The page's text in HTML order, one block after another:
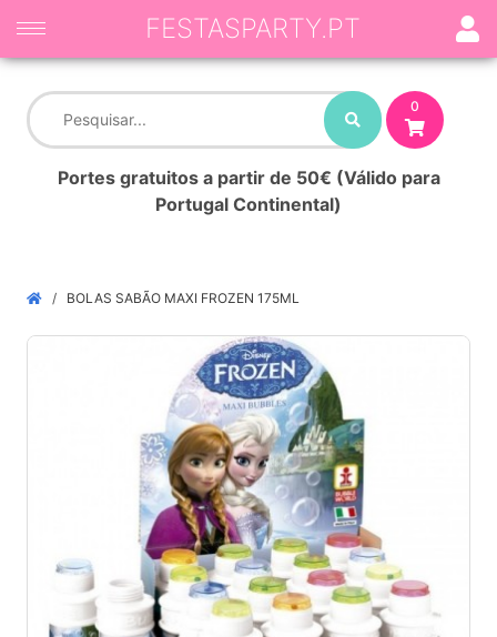
0
Portes gratuitos a partir de 50€ (Válido para
Portugal Continental)
FESTASPARTY.PT
BOLAS SABÃO MAXI FROZEN 175ML